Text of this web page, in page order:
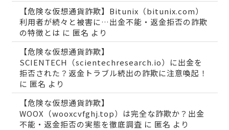
【危険な仮想通貨詐欺】Bitunix（bitunix.com）
利用者が続々と被害に…出金不能・返金拒否の詐欺
の特徴とは に 匿名 より
【危険な仮想通貨詐欺】
SCIENTECH（scientechresearch.io）に出金を
拒否された？返金トラブル続出の詐欺に注意喚起！
に 匿名 より
【危険な仮想通貨詐欺】
WOOX（wooxcvfghj.top）は完全な詐欺か？出金
不能・返金拒否の実態を徹底調査 に 匿名 より